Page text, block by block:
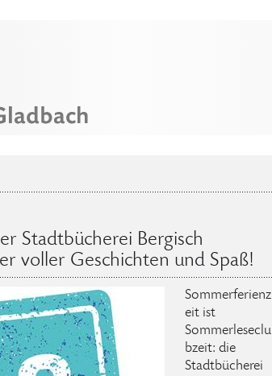
Stadtbücherei Bergisch
voller Geschichten und Spaß!
Sommerferienz
eit ist
Sommerleseclu
bzeit: die
Stadtbücherei